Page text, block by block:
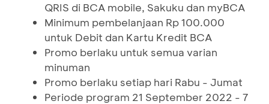
QRIS di BCA mobile, Sakuku dan myBCA
Minimum pembelanjaan Rp 100.000
untuk Debit dan Kartu Kredit BCA
Promo berlaku untuk semua varian
minuman
Promo berlaku setiap hari Rabu - Jumat
Periode program 21 September 2022 - 7